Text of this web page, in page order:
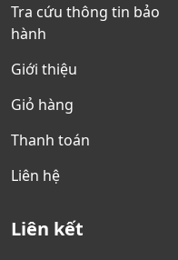
Tra cứu thông tin bảo
hành
Giới thiệu
Giỏ hàng
Thanh toán
Liên hệ
Liên kết